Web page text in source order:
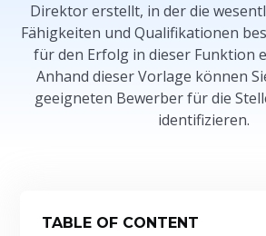
Direktor erstellt, in der die
Fähigkeiten und Qualifikationen
für den Erfolg in dieser Funktion
Anhand dieser Vorlage können
geeigneten Bewerber für die
identifizieren.
TABLE OF CONTENT